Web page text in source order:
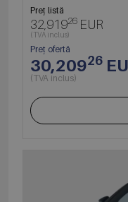
Preț listă
32,91926 EUR
(TVA inclus)
Preț ofertă
30,20926
(TVA inclus)